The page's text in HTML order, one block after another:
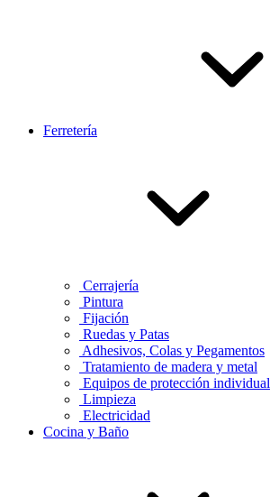
Ferretería
Cerrajería
Pintura
Fijación
Ruedas y Patas
Adhesivos, Colas y Pegamentos
Tratamiento de madera y metal
Equipos de protección individual
Limpieza
Electricidad
Cocina y Baño